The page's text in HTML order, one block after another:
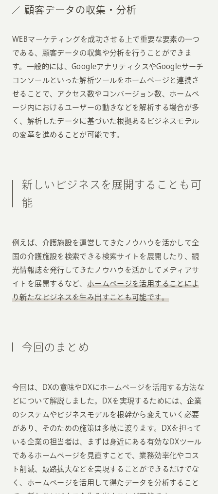
顧客データの収集・分析
WEBマーケティングを成功させる上で重要な要素の一つ
である、顧客データの収集や分析を行うことができま
す。一般的には、GoogleアナリティクスやGoogleサーチ
コンソールといった解析ツールをホームページと連携さ
せることで、アクセス数やコンバージョン数、ホームペ
ージ内におけるユーザーの動きなどを解析する場合が多
く、解析したデータに基づいた根拠あるビジネスモデル
の変革を進めることが可能です。
新しいビジネスを展開することも可
能
例えば、介護施設を運営してきたノウハウを活かして全
国の介護施設を検索できる検索サイトを展開したり、観
光情報誌を発行してきたノウハウを活かしてメディアサ
イトを展開するなど、 ホームページを活用することによ
り新たなビジネスを生み出すことも可能です。
今回のまとめ
今回は、DXの意味やDXにホームページを活用する方法な
どについて解説しました。DXを実現するためには、企業
のシステムやビジネスモデルを根幹から変えていく必要
があり、そのための施策は多岐に渡ります。DXを担って
いる企業の担当者は、まずは身近にある有効なDXツール
であるホームページを見直すことで、業務効率化やコス
ト削減、販路拡大などを実現することができるだけでな
く、ホームページを活用して得たデータを分析すること